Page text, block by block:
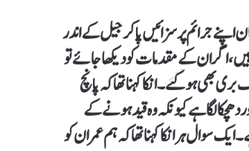
جرائم پر سزائیں پا کر جیل کے اندر
اگر ان کے مقدمات کو دیکھا جائے تو
ہو گئے۔ انکا کہنا تھا کہ پانچ
لگا ہے کیونکہ وہ قید ہونے کے
سوال ہر انکا کہنا تھا کہ ہم عمران کو